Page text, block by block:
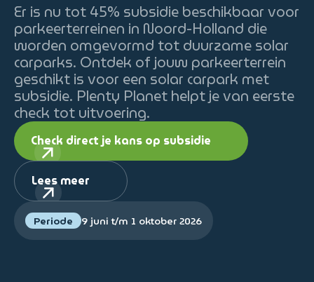
Er is nu tot 45% subsidie beschikbaar voor
parkeerterreinen in Noord-Holland die
worden omgevormd tot duurzame solar
carparks. Ontdek of jouw parkeerterrein
geschikt is voor een solar carpark met
subsidie. Plenty Planet helpt je van eerste
check tot uitvoering.
Check direct je kans op subsidie
Lees meer
Periode 9 juni t/m 1 oktober 2026